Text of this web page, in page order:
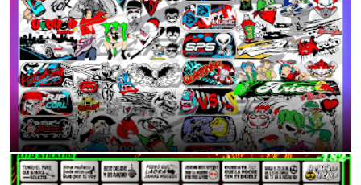
DESCARGA TOTALMENTE GRATIS
6:55 p.m.